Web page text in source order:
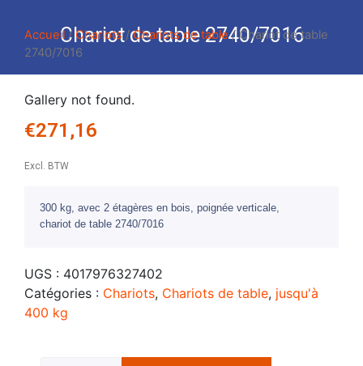
Chariot de table 2740/7016
Accueil / Chariots/Chariots de table/ Chariot de table
2740/7016
Gallery not found.
€271,16
Excl. BTW
300 kg, avec 2 étagères en bois, poignée verticale,
chariot de table 2740/7016
UGS : 4017976327402
Catégories : Chariots, Chariots de table, jusqu'à
400 kg